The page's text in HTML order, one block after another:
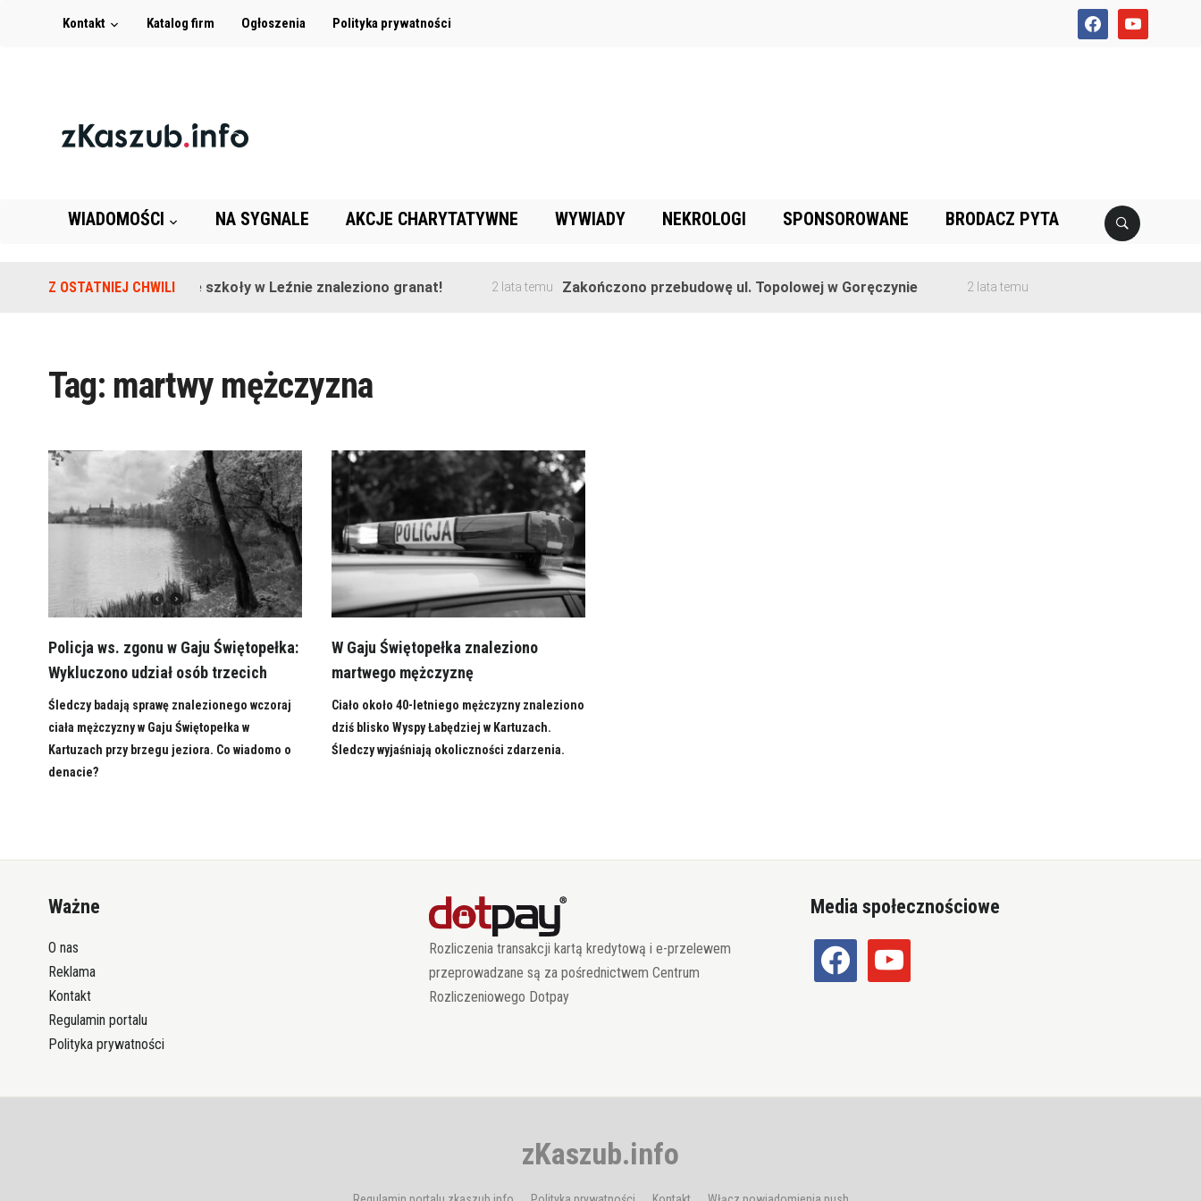
facebookyoutube
Kontakt Katalog firm Ogłoszenia Polityka prywatności
WIADOMOŚCI NA SYGNALE AKCJE CHARYTATYWNE WYWIADY NEKROLOGI SPONSOROWANE BRODACZ PYTA
Z OSTATNIEJ CHWILINa terenie szkoły w Leźnie znaleziono granat! 2 lata temu Zakończono przebudowę ul. Topolowej w Goręczynie 2 lata temu
Tag: martwy mężczyzna
Policja ws. zgonu w Gaju Świętopełka:
Wykluczono udział osób trzecich
Śledczy badają sprawę znalezionego wczoraj
ciała mężczyzny w Gaju Świętopełka w
Kartuzach przy brzegu jeziora. Co wiadomo o
denacie?
W Gaju Świętopełka znaleziono
martwego mężczyznę
Ciało około 40-letniego mężczyzny znaleziono
dziś blisko Wyspy Łabędziej w Kartuzach.
Śledczy wyjaśniają okoliczności zdarzenia.
Ważne
O nas
Reklama
Kontakt
Regulamin portalu
Polityka prywatności
Rozliczenia transakcji kartą kredytową i e-przelewem
przeprowadzane są za pośrednictwem Centrum
Rozliczeniowego Dotpay
Media społecznościowe
facebook youtube
zKaszub.info